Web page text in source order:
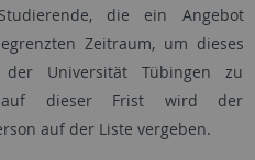
die ein Angebot
Zeitraum, um dieses
Universität Tübingen zu
dieser Frist wird der
auf der Liste vergeben.